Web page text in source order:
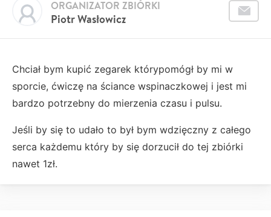
Piotr Wasłowicz
ORGANIZATOR ZBIÓRKI
Chciał bym kupić zegarek którypomógł by mi w
sporcie, ćwiczę na ściance wspinaczkowej i jest mi
bardzo potrzebny do mierzenia czasu i pulsu.
Jeśli by się to udało to był bym wdzięczny z całego
serca każdemu który by się dorzucił do tej zbiórki
nawet 1zł.